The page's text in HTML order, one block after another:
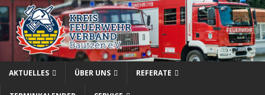
AKTUELLES ÜBER UNS REFERATE